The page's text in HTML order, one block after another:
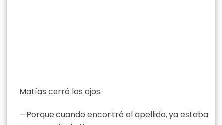
Matías cerró los ojos.
—Porque cuando encontré el apellido, ya estaba